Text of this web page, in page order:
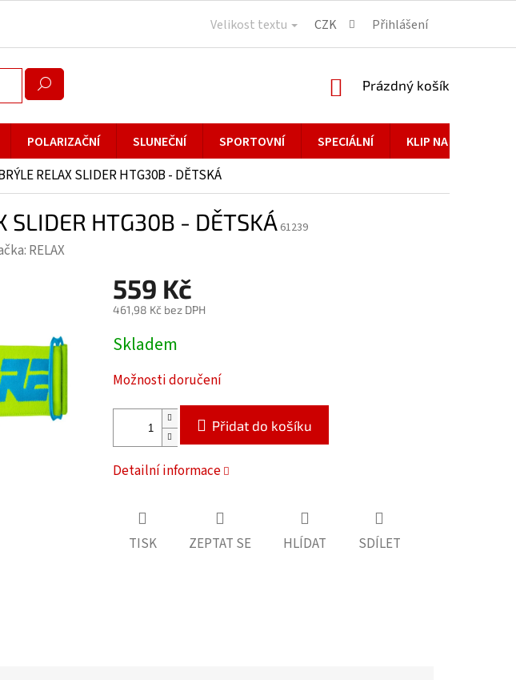
Velikost textu CZK Přihlášení
NÁKUPNÍ
Prázdný košík
POLARIZAČNÍ SLUNEČNÍ SPORTOVNÍ SPECIÁLNÍ KLIP NA BRÝLE
RELAX SLIDER HTG30B - DĚTSKÁ
SLIDER HTG30B - DĚTSKÁ 61239
RELAX
559 Kč
461,98 Kč bez DPH
Měrná
cena:
Skladem
Možnosti doručení
Přidat do košíku
Detailní informace
TISK ZEPTAT SE HLÍDAT SDÍLET